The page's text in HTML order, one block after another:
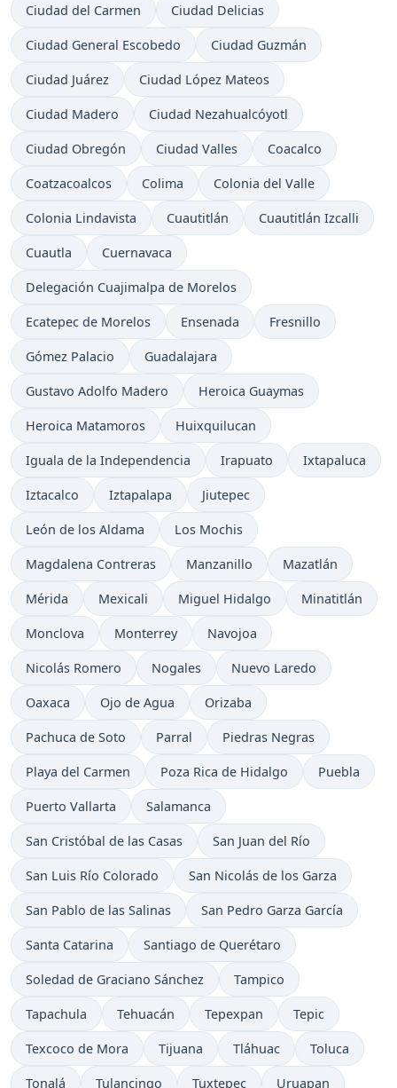
Ciudad del Carmen Ciudad Delicias
Ciudad General Escobedo Ciudad Guzmán
Ciudad Juárez Ciudad López Mateos
Ciudad Madero Ciudad Nezahualcóyotl
Ciudad Obregón Ciudad Valles Coacalco
Coatzacoalcos Colima Colonia del Valle
Colonia Lindavista Cuautitlán Cuautitlán Izcalli
Cuautla Cuernavaca
Delegación Cuajimalpa de Morelos
Ecatepec de Morelos Ensenada Fresnillo
Gómez Palacio Guadalajara
Gustavo Adolfo Madero Heroica Guaymas
Heroica Matamoros Huixquilucan
Iguala de la Independencia Irapuato Ixtapaluca
Iztacalco Iztapalapa Jiutepec
León de los Aldama Los Mochis
Magdalena Contreras Manzanillo Mazatlán
Mérida Mexicali Miguel Hidalgo Minatitlán
Monclova Monterrey Navojoa
Nicolás Romero Nogales Nuevo Laredo
Oaxaca Ojo de Agua Orizaba
Pachuca de Soto Parral Piedras Negras
Playa del Carmen Poza Rica de Hidalgo Puebla
Puerto Vallarta Salamanca
San Cristóbal de las Casas San Juan del Río
San Luis Río Colorado San Nicolás de los Garza
San Pablo de las Salinas San Pedro Garza García
Santa Catarina Santiago de Querétaro
Soledad de Graciano Sánchez Tampico
Tapachula Tehuacán Tepexpan Tepic
Texcoco de Mora Tijuana Tláhuac Toluca
Tonalá Tulancingo Tuxtepec Uruapan